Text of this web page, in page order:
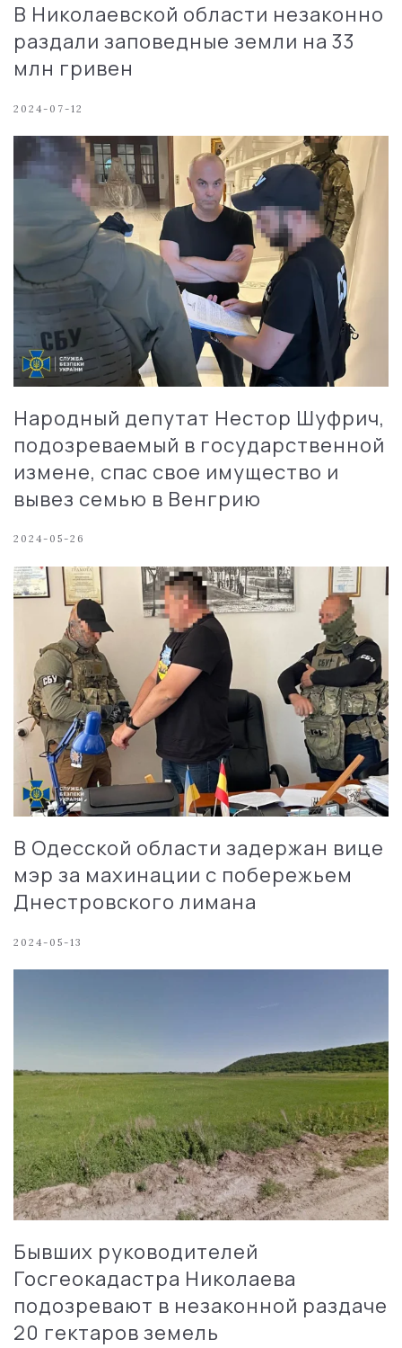
В Николаевской области незаконно
раздали заповедные земли на 33
млн гривен
2024-07-12
Народный депутат Нестор Шуфрич,
подозреваемый в государственной
измене, спас свое имущество и
вывез семью в Венгрию
2024-05-26
В Одесской области задержан вице
мэр за махинации с побережьем
Днестровского лимана
2024-05-13
Бывших руководителей
Госгеокадастра Николаева
подозревают в незаконной раздаче
20 гектаров земель